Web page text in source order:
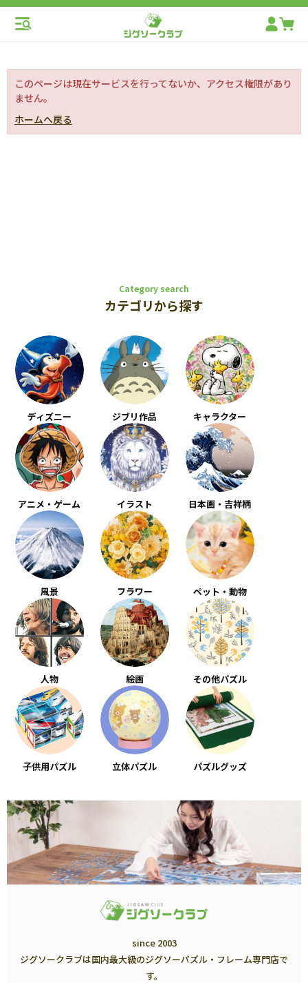
このページは現在サービスを行ってないか、アクセス権限があり
ません。
ホームへ戻る
Category search
カテゴリから探す
ディズニー ジブリ作品 キャラクター
アニメ・ゲーム イラスト 日本画・吉祥柄
風景 フラワー ペット・動物
人物 絵画 その他パズル
子供用パズル 立体パズル パズルグッズ
since 2003
ジグソークラブは国内最大級のジグソーパズル・フレーム専門店で
す。